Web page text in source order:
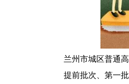
兰州市城区普通高
提前批次、第一